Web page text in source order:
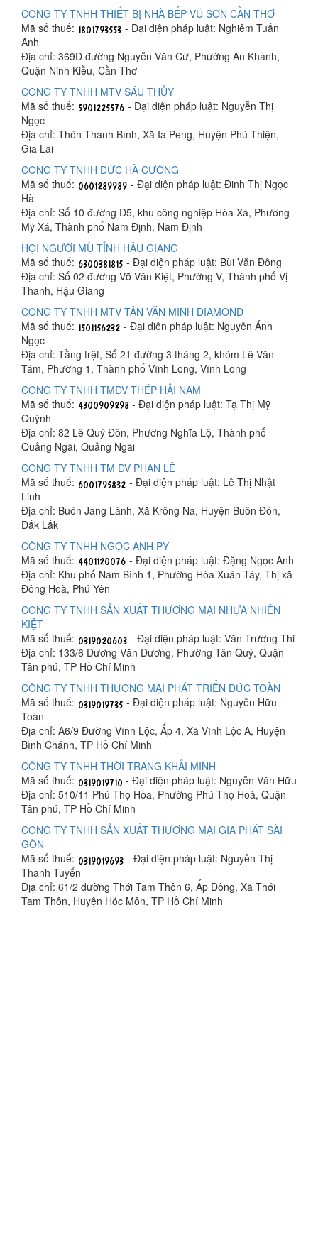
CÔNG TY TNHH THIẾT BỊ NHÀ BẾP VŨ SƠN CẦN THƠ
Mã số thuế:
- Đại diện pháp luật: Nghiêm Tuấn
Anh
Địa chỉ: 369D đường Nguyễn Văn Cừ, Phường An Khánh,
Quận Ninh Kiều, Cần Thơ
CÔNG TY TNHH MTV SÁU THỦY
Mã số thuế:
- Đại diện pháp luật: Nguyễn Thị
Ngọc
Địa chỉ: Thôn Thanh Bình, Xã Ia Peng, Huyện Phú Thiện,
Gia Lai
CÔNG TY TNHH ĐỨC HÀ CƯỜNG
Mã số thuế:
- Đại diện pháp luật: Đinh Thị Ngọc
Hà
Địa chỉ: Số 10 đường D5, khu công nghiệp Hòa Xá, Phường
Mỹ Xá, Thành phố Nam Định, Nam Định
HỘI NGƯỜI MÙ TỈNH HẬU GIANG
Mã số thuế:
- Đại diện pháp luật: Bùi Văn Đông
Địa chỉ: Số 02 đường Võ Văn Kiệt, Phường V, Thành phố Vị
Thanh, Hậu Giang
CÔNG TY TNHH MTV TÂN VĂN MINH DIAMOND
Mã số thuế:
- Đại diện pháp luật: Nguyễn Ánh
Ngọc
Địa chỉ: Tầng trệt, Số 21 đường 3 tháng 2, khóm Lê Văn
Tám, Phường 1, Thành phố Vĩnh Long, Vĩnh Long
CÔNG TY TNHH TMDV THÉP HẢI NAM
Mã số thuế:
- Đại diện pháp luật: Tạ Thị Mỹ
Quỳnh
Địa chỉ: 82 Lê Quý Đôn, Phường Nghĩa Lộ, Thành phố
Quảng Ngãi, Quảng Ngãi
CÔNG TY TNHH TM DV PHAN LÊ
Mã số thuế:
- Đại diện pháp luật: Lê Thị Nhật
Linh
Địa chỉ: Buôn Jang Lành, Xã Krông Na, Huyện Buôn Đôn,
Đắk Lắk
CÔNG TY TNHH NGỌC ANH PY
Mã số thuế:
- Đại diện pháp luật: Đặng Ngọc Anh
Địa chỉ: Khu phố Nam Bình 1, Phường Hòa Xuân Tây, Thị xã
Đông Hoà, Phú Yên
CÔNG TY TNHH SẢN XUẤT THƯƠNG MẠI NHỰA NHIÊN
KIỆT
Mã số thuế:
- Đại diện pháp luật: Văn Trường Thi
Địa chỉ: 133/6 Dương Văn Dương, Phường Tân Quý, Quận
Tân phú, TP Hồ Chí Minh
CÔNG TY TNHH THƯƠNG MẠI PHÁT TRIỂN ĐỨC TOÀN
Mã số thuế:
- Đại diện pháp luật: Nguyễn Hữu
Toàn
Địa chỉ: A6/9 Đường Vĩnh Lộc, Ấp 4, Xã Vĩnh Lộc A, Huyện
Bình Chánh, TP Hồ Chí Minh
CÔNG TY TNHH THỜI TRANG KHẢI MINH
Mã số thuế:
- Đại diện pháp luật: Nguyễn Văn Hữu
Địa chỉ: 510/11 Phú Thọ Hòa, Phường Phú Thọ Hoà, Quận
Tân phú, TP Hồ Chí Minh
CÔNG TY TNHH SẢN XUẤT THƯƠNG MẠI GIA PHÁT SÀI
GÒN
Mã số thuế:
- Đại diện pháp luật: Nguyễn Thị
Thanh Tuyển
Địa chỉ: 61/2 đường Thới Tam Thôn 6, Ấp Đông, Xã Thới
Tam Thôn, Huyện Hóc Môn, TP Hồ Chí Minh